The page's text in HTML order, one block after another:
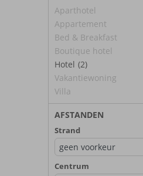
Aparthotel
Appartement
Bed & Breakfast
Boutique hotel
Hotel (2)
Vakantiewoning
Villa
AFSTANDEN
Strand
Centrum